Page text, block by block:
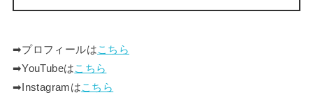
➡︎プロフィールはこちら
➡︎YouTubeはこちら
➡︎Instagramはこちら